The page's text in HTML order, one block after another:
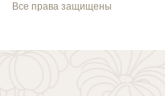
Все права защищены